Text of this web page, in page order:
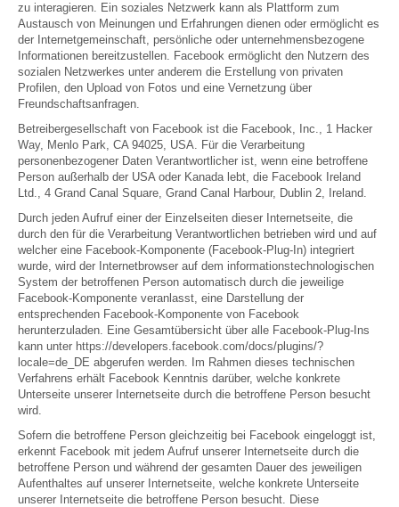
zu interagieren. Ein soziales Netzwerk kann als Plattform zum
Austausch von Meinungen und Erfahrungen dienen oder ermöglicht es
der Internetgemeinschaft, persönliche oder unternehmensbezogene
Informationen bereitzustellen. Facebook ermöglicht den Nutzern des
sozialen Netzwerkes unter anderem die Erstellung von privaten
Profilen, den Upload von Fotos und eine Vernetzung über
Freundschaftsanfragen.
Betreibergesellschaft von Facebook ist die Facebook, Inc., 1 Hacker
Way, Menlo Park, CA 94025, USA. Für die Verarbeitung
personenbezogener Daten Verantwortlicher ist, wenn eine betroffene
Person außerhalb der USA oder Kanada lebt, die Facebook Ireland
Ltd., 4 Grand Canal Square, Grand Canal Harbour, Dublin 2, Ireland.
Durch jeden Aufruf einer der Einzelseiten dieser Internetseite, die
durch den für die Verarbeitung Verantwortlichen betrieben wird und auf
welcher eine Facebook-Komponente (Facebook-Plug-In) integriert
wurde, wird der Internetbrowser auf dem informationstechnologischen
System der betroffenen Person automatisch durch die jeweilige
Facebook-Komponente veranlasst, eine Darstellung der
entsprechenden Facebook-Komponente von Facebook
herunterzuladen. Eine Gesamtübersicht über alle Facebook-Plug-Ins
kann unter https://developers.facebook.com/docs/plugins/?
locale=de_DE abgerufen werden. Im Rahmen dieses technischen
Verfahrens erhält Facebook Kenntnis darüber, welche konkrete
Unterseite unserer Internetseite durch die betroffene Person besucht
wird.
Sofern die betroffene Person gleichzeitig bei Facebook eingeloggt ist,
erkennt Facebook mit jedem Aufruf unserer Internetseite durch die
betroffene Person und während der gesamten Dauer des jeweiligen
Aufenthaltes auf unserer Internetseite, welche konkrete Unterseite
unserer Internetseite die betroffene Person besucht. Diese